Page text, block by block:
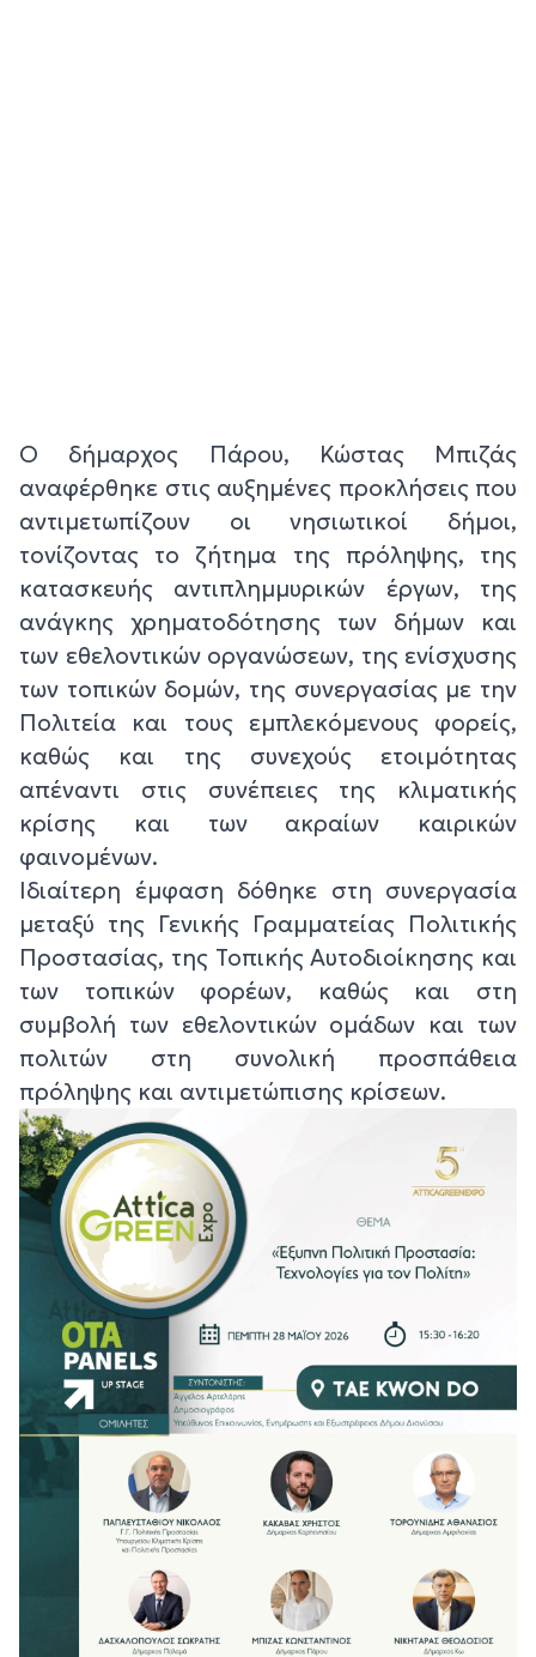
Ο δήμαρχος Πάρου, Κώστας Μπιζάς
αναφέρθηκε στις αυξημένες προκλήσεις που
αντιμετωπίζουν οι νησιωτικοί δήμοι,
τονίζοντας το ζήτημα της πρόληψης, της
κατασκευής αντιπλημμυρικών έργων, της
ανάγκης χρηματοδότησης των δήμων και
των εθελοντικών οργανώσεων, της ενίσχυσης
των τοπικών δομών, της συνεργασίας με την
Πολιτεία και τους εμπλεκόμενους φορείς,
καθώς και της συνεχούς ετοιμότητας
απέναντι στις συνέπειες της κλιματικής
κρίσης και των ακραίων καιρικών
φαινομένων.
Ιδιαίτερη έμφαση δόθηκε στη συνεργασία
μεταξύ της Γενικής Γραμματείας Πολιτικής
Προστασίας, της Τοπικής Αυτοδιοίκησης και
των τοπικών φορέων, καθώς και στη
συμβολή των εθελοντικών ομάδων και των
πολιτών στη συνολική προσπάθεια
πρόληψης και αντιμετώπισης κρίσεων.